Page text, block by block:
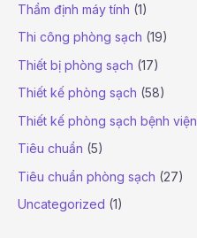
Thẩm định máy tính (1)
Thi công phòng sạch (19)
Thiết bị phòng sạch (17)
Thiết kế phòng sạch (58)
Thiết kế phòng sạch bệnh viện
Tiêu chuẩn (5)
Tiêu chuẩn phòng sạch (27)
Uncategorized (1)